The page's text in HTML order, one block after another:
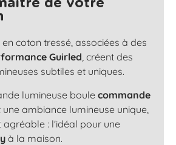
de votre
coton tressé, associées à des
Guirled, créent des
subtiles et uniques.
lumineuse boule commande
ambiance lumineuse unique,
agréable : l'idéal pour une
à la maison.